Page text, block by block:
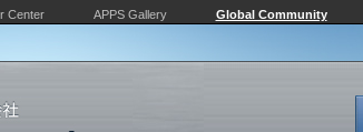
Center APPS Gallery Global Community